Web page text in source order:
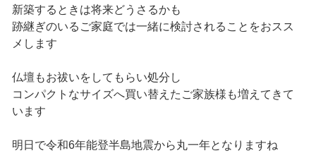
新築するときは将来どうさるかも
跡継ぎのいるご家庭では一緒に検討されることをおスス
メします
仏壇もお祓いをしてもらい処分し
コンパクトなサイズへ買い替えたご家族様も増えてきて
います
明日で令和6年能登半島地震から丸一年となりますね